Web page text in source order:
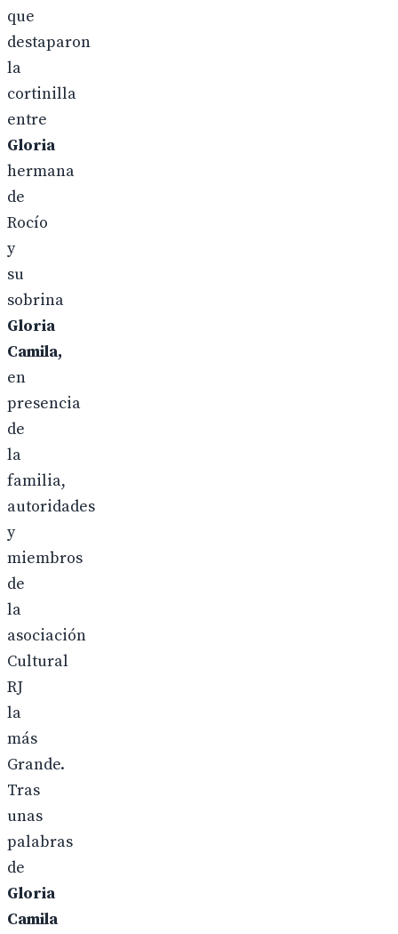
que
destaparon
la
cortinilla
entre
Gloria
hermana
de
Rocío
y
su
sobrina
Gloria
Camila,
en
presencia
de
la
familia,
autoridades
y
miembros
de
la
asociación
Cultural
RJ
la
más
Grande.
Tras
unas
palabras
de
Gloria
Camila